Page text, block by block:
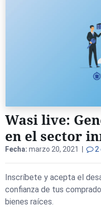
Wasi live:
en el sector
Fecha: marzo 20, 2021 | 2
Inscríbete y acepta el
confianza de tus
bienes raíces.